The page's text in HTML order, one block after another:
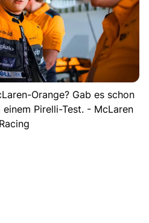
Orange? Gab es schon
Pirelli-Test. - McLaren
Racing